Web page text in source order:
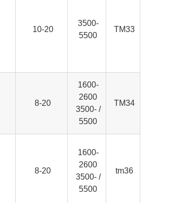
TM33
3500-
5500
10-20
TM34
1600-
2600
/ 3500-
5500
8-20
tm36
1600-
2600
/ 3500-
5500
8-20